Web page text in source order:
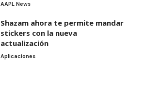
AAPL News
Shazam ahora te permite mandar
stickers con la nueva
actualización
Aplicaciones